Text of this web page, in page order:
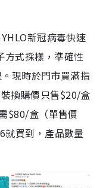
新冠病毒快速
方式採樣，準確性
現時於門市買滿指
換購價只售$20/盒
$80/盒（單售價
就買到，產品數量